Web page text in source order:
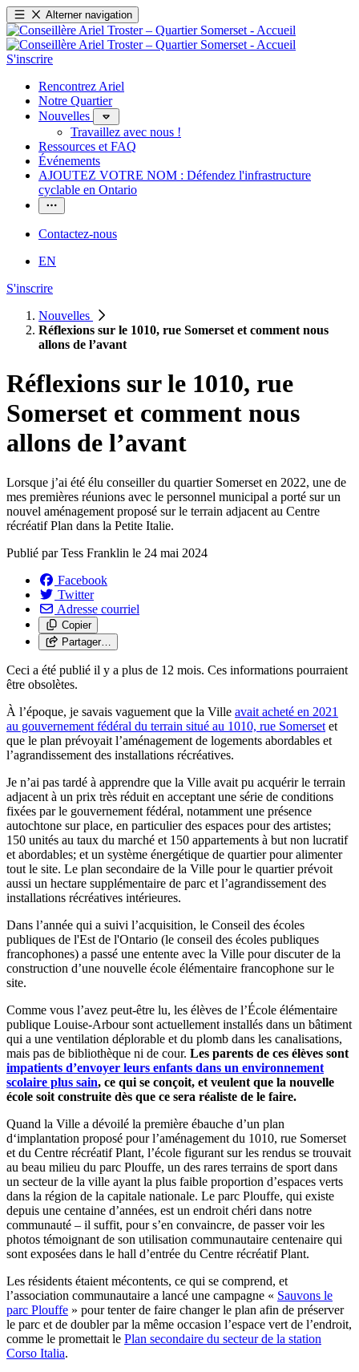
Alterner navigation
S'inscrire
Rencontrez Ariel
Notre Quartier
Nouvelles
Travaillez avec nous !
Ressources et FAQ
Événements
AJOUTEZ VOTRE NOM : Défendez l'infrastructure
cyclable en Ontario
Contactez-nous
EN
S'inscrire
Nouvelles
Réflexions sur le 1010, rue Somerset et comment nous
allons de l’avant
Réflexions sur le 1010, rue
Somerset et comment nous
allons de l’avant
Lorsque j’ai été élu conseiller du quartier Somerset en 2022, une de
mes premières réunions avec le personnel municipal a porté sur un
nouvel aménagement proposé sur le terrain adjacent au Centre
récréatif Plan dans la Petite Italie.
Publié parTess Franklin le 24 mai 2024
Facebook
Twitter
Adresse courriel
Copier
Partager…
Ceci a été publié il y a plus de 12 mois. Ces informations pourraient
être obsolètes.
À l’époque, je savais vaguement que la Ville avait acheté en 2021
au gouvernement fédéral du terrain situé au 1010, rue Somerset et
que le plan prévoyait l’aménagement de logements abordables et
l’agrandissement des installations récréatives.
Je n’ai pas tardé à apprendre que la Ville avait pu acquérir le terrain
adjacent à un prix très réduit en acceptant une série de conditions
fixées par le gouvernement fédéral, notamment une présence
autochtone sur place, en particulier des espaces pour des artistes;
150 unités au taux du marché et 150 appartements à but non lucratif
et abordables; et un système énergétique de quartier pour alimenter
tout le site. Le plan secondaire de la Ville pour le quartier prévoit
aussi un hectare supplémentaire de parc et l’agrandissement des
installations récréatives intérieures.
Dans l’année qui a suivi l’acquisition, le Conseil des écoles
publiques de l'Est de l'Ontario (le conseil des écoles publiques
francophones) a passé une entente avec la Ville pour discuter de la
construction d’une nouvelle école élémentaire francophone sur le
site.
Comme vous l’avez peut-être lu, les élèves de l’École élémentaire
publique Louise-Arbour sont actuellement installés dans un bâtiment
qui a une ventilation déplorable et du plomb dans les canalisations,
mais pas de bibliothèque ni de cour. Les parents de ces élèves sont
impatients d’envoyer leurs enfants dans un environnement
scolaire plus sain, ce qui se conçoit, et veulent que la nouvelle
école soit construite dès que ce sera réaliste de le faire.
Quand la Ville a dévoilé la première ébauche d’un plan
d‘implantation proposé pour l’aménagement du 1010, rue Somerset
et du Centre récréatif Plant, l’école figurant sur les rendus se trouvait
au beau milieu du parc Plouffe, un des rares terrains de sport dans
un secteur de la ville ayant la plus faible proportion d’espaces verts
dans la région de la capitale nationale. Le parc Plouffe, qui existe
depuis une centaine d’années, est un endroit chéri dans notre
communauté – il suffit, pour s’en convaincre, de passer voir les
photos témoignant de son utilisation communautaire centenaire qui
sont exposées dans le hall d’entrée du Centre récréatif Plant.
Les résidents étaient mécontents, ce qui se comprend, et
l’association communautaire a lancé une campagne « Sauvons le
parc Plouffe » pour tenter de faire changer le plan afin de préserver
le parc et de doubler par la même occasion l’espace vert de l’endroit,
comme le promettait le Plan secondaire du secteur de la station
Corso Italia.